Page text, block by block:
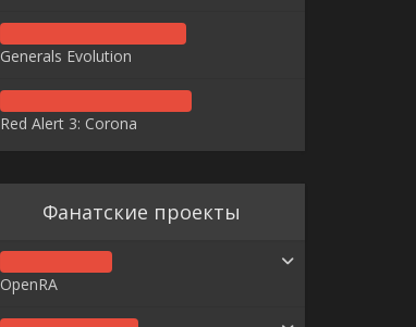
Generals Evolution
Red Alert 3: Corona
Фанатские проекты
OpenRA